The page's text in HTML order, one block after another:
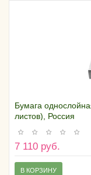
Бумага
листов), Россия
7 110 руб.
В КОРЗИНУ